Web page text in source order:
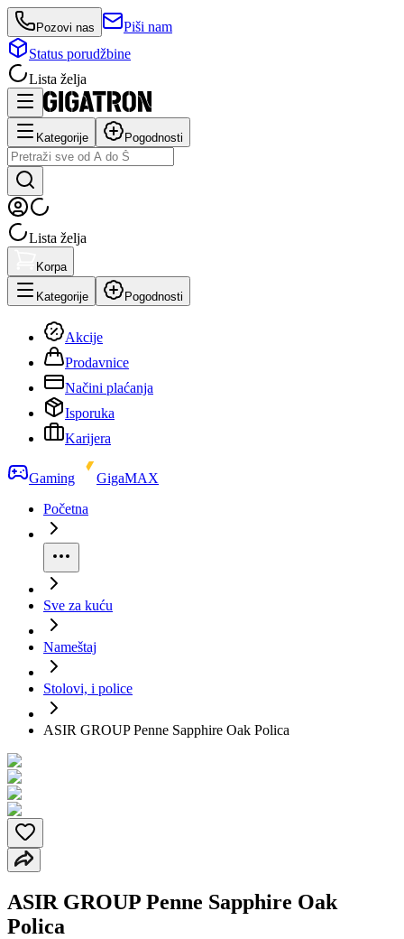
Pozovi nas
Piši nam
Status porudžbine
Lista želja
Kategorije Pogodnosti
Lista želja
Korpa
Kategorije Pogodnosti
Akcije
Prodavnice
Načini plaćanja
Isporuka
Karijera
Gaming
GigaMAX
Početna
Sve za kuću
Nameštaj
Stolovi, i police
ASIR GROUP Penne Sapphire Oak Polica
ASIR GROUP Penne Sapphire Oak
Polica